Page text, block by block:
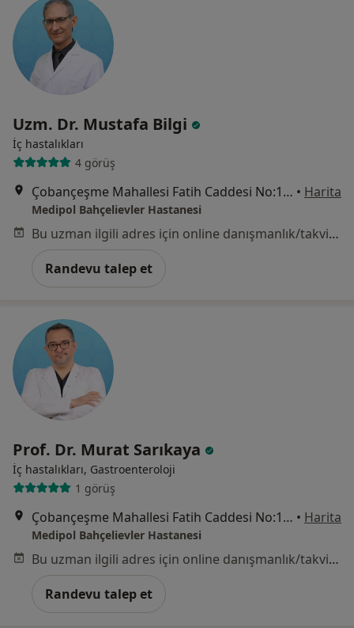
Uzm. Dr. Mustafa Bilgi
İç hastalıkları
4 görüş
Çobançeşme Mahallesi Fatih Caddesi No:1/8, Bahçelievler • Harita
Medipol Bahçelievler Hastanesi
Bu uzman ilgili adres için online danışmanlık/takvim sunmuyor.
Randevu talep et
Prof. Dr. Murat Sarıkaya
İç hastalıkları, Gastroenteroloji
1 görüş
Çobançeşme Mahallesi Fatih Caddesi No:1/8, Bahçelievler • Harita
Medipol Bahçelievler Hastanesi
Bu uzman ilgili adres için online danışmanlık/takvim sunmuyor.
Randevu talep et